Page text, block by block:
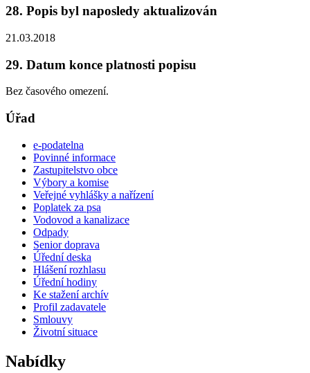
28. Popis byl naposledy aktualizován
21.03.2018
29. Datum konce platnosti popisu
Bez časového omezení.
Úřad
e-podatelna
Povinné informace
Zastupitelstvo obce
Výbory a komise
Veřejné vyhlášky a nařízení
Poplatek za psa
Vodovod a kanalizace
Odpady
Senior doprava
Úřední deska
Hlášení rozhlasu
Úřední hodiny
Ke stažení archív
Profil zadavatele
Smlouvy
Životní situace
Nabídky